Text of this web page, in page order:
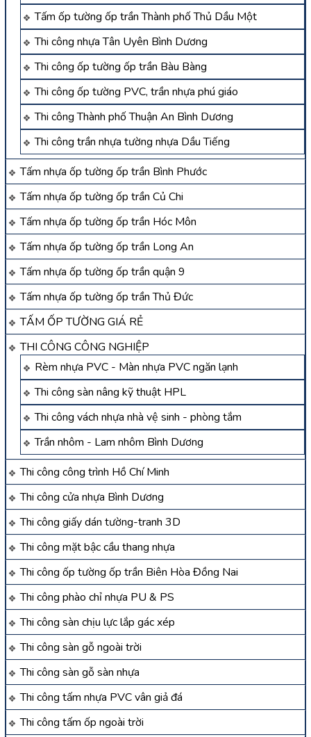
Tấm ốp tường ốp trần Thành phố Thủ Dầu Một
Thi công nhựa Tân Uyên Bình Dương
Thi công ốp tường ốp trần Bàu Bàng
Thi công ốp tường PVC, trần nhựa phú giáo
Thi công Thành phố Thuận An Bình Dương
Thi công trần nhựa tường nhựa Dầu Tiếng
Tấm nhựa ốp tường ốp trần Bình Phước
Tấm nhựa ốp tường ốp trần Củ Chi
Tấm nhựa ốp tường ốp trần Hóc Môn
Tấm nhựa ốp tường ốp trần Long An
Tấm nhựa ốp tường ốp trần quận 9
Tấm nhựa ốp tường ốp trần Thủ Đức
TẤM ỐP TƯỜNG GIÁ RẺ
THI CÔNG CÔNG NGHIỆP
Rèm nhựa PVC - Màn nhựa PVC ngăn lạnh
Thi công sàn nâng kỹ thuật HPL
Thi công vách nhựa nhà vệ sinh - phòng tắm
Trần nhôm - Lam nhôm Bình Dương
Thi công công trình Hồ Chí Minh
Thi công cửa nhựa Bình Dương
Thi công giấy dán tường-tranh 3D
Thi công mặt bậc cầu thang nhựa
Thi công ốp tường ốp trần Biên Hòa Đồng Nai
Thi công phào chỉ nhựa PU & PS
Thi công sàn chịu lực lắp gác xép
Thi công sàn gỗ ngoài trời
Thi công sàn gỗ sàn nhựa
Thi công tấm nhựa PVC vân giả đá
Thi công tấm ốp ngoài trời